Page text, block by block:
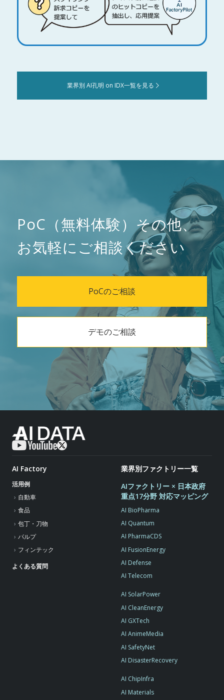
業界別 AI孔明 on IDX一覧を見る
PoC（無料体験）その他、
お気軽にご相談ください
PoCのご相談
デモのご相談
AI Factory
活用例
自動車
食品
包丁・刀物
パルプ
フィンテック
よくある質問
業界別ファクトリー一覧
AIファクトリー × 日本政府
重点17分野 対応マッピング
AI BioPharma
AI Quantum
AI PharmaCDS
AI FusionEnergy
AI Defense
AI Telecom
AI SolarPower
AI CleanEnergy
AI GXTech
AI AnimeMedia
AI SafetyNet
AI DisasterRecovery
AI ChipInfra
AI Materials